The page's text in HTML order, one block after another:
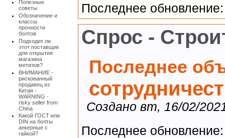
Полезные
советы
Обозначение и
классы
прочности
болтов
Подходит ли
этот поставщик
для открытия
магазина
метизов?
ВНИМАНИЕ -
рискованный
продавец из
Китая -
WARNING -
risky seller from
China
Какой ГОСТ или
DIN на болты
анкерные с
гайкой?
Последнее
Спрос -
Последнее
Создано вт, 16/02/
Последнее